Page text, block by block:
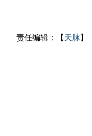
责任编辑：【 天脉 】